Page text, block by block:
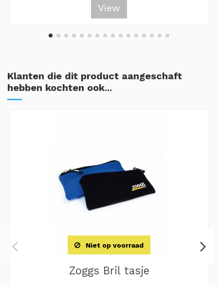
View
Klanten die dit product aangeschaft
hebben kochten ook...
Niet op voorraad
Zoggs Bril tasje